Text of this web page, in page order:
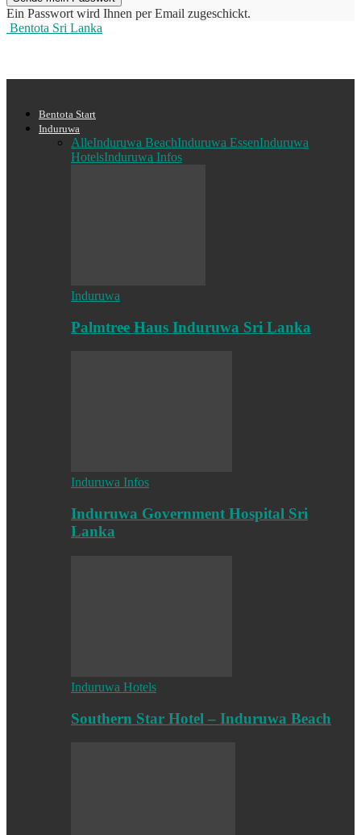
Ein Passwort wird Ihnen per Email zugeschickt.
Bentota Sri Lanka
Bentota Start
Induruwa
AlleInduruwa BeachInduruwa EssenInduruwa
HotelsInduruwa Infos
Induruwa
Palmtree Haus Induruwa Sri Lanka
Induruwa Infos
Induruwa Government Hospital Sri
Lanka
Induruwa Hotels
Southern Star Hotel – Induruwa Beach